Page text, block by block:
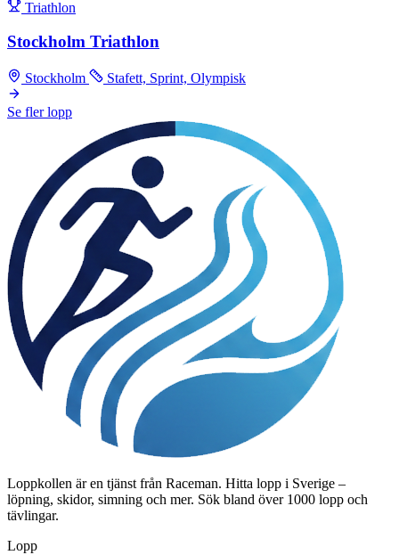
Triathlon
Stockholm Triathlon
Stockholm Stafett, Sprint, Olympisk
Se fler lopp
Loppkollen är en tjänst från Raceman. Hitta lopp i Sverige –
löpning, skidor, simning och mer. Sök bland över 1000 lopp och
tävlingar.
Lopp